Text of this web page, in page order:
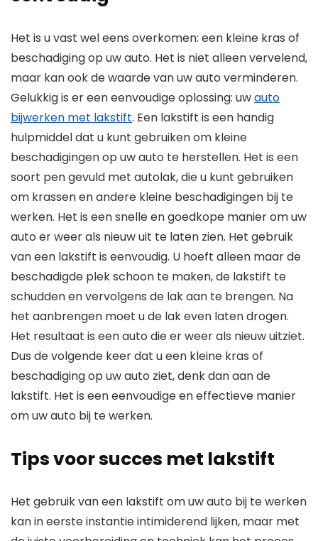
Het is u vast wel eens overkomen: een kleine kras of
beschadiging op uw auto. Het is niet alleen vervelend,
maar kan ook de waarde van uw auto verminderen.
Gelukkig is er een eenvoudige oplossing: uwauto
bijwerken met lakstift. Een lakstift is een handig
hulpmiddel dat u kunt gebruiken om kleine
beschadigingen op uw auto te herstellen. Het is een
soort pen gevuld met autolak, die u kunt gebruiken
om krassen en andere kleine beschadigingen bij te
werken. Het is een snelle en goedkope manier om uw
auto er weer als nieuw uit te laten zien. Het gebruik
van een lakstift is eenvoudig. U hoeft alleen maar de
beschadigde plek schoon te maken, de lakstift te
schudden en vervolgens de lak aan te brengen. Na
het aanbrengen moet u de lak even laten drogen.
Het resultaat is een auto die er weer als nieuw uitziet.
Dus de volgende keer dat u een kleine kras of
beschadiging op uw auto ziet, denk dan aan de
lakstift. Het is een eenvoudige en effectieve manier
om uw auto bij te werken.
Tips voor succes met lakstift
Het gebruik van een lakstift om uw auto bij te werken
kan in eerste instantie intimiderend lijken, maar met